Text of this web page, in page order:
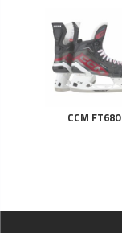
CCM FT680